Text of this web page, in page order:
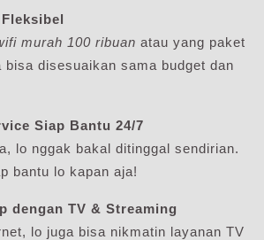
murah 100 ribuan atau yang paket
bisa disesuaikan sama budget dan
Siap Bantu 24/7
lo nggak bakal ditinggal sendirian.
bantu lo kapan aja!
dengan TV & Streaming
lo juga bisa nikmatin layanan TV